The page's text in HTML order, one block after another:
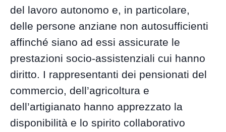
del lavoro autonomo e, in particolare,
delle persone anziane non autosufficienti
affinché siano ad essi assicurate le
prestazioni socio-assistenziali cui hanno
diritto. I rappresentanti dei pensionati del
commercio, dell’agricoltura e
dell’artigianato hanno apprezzato la
disponibilità e lo spirito collaborativo